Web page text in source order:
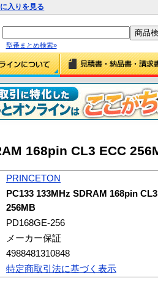
入りを見る
型番まとめ検索»
168pin CL3 ECC
PRINCETON
PC133 133MHz SDRAM 168pin
256MB
PD168GE-256
メーカー保証
4988481310848
特定商取引法に基づく表示